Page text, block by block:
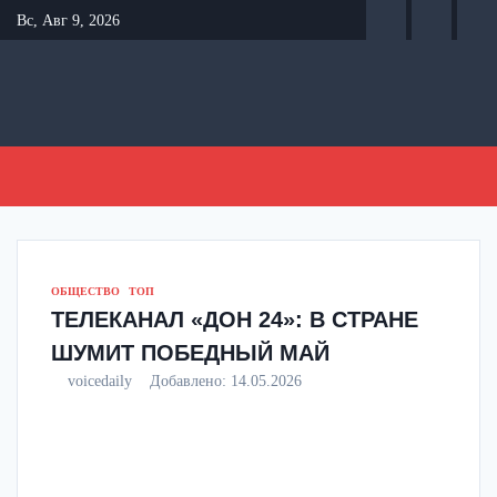
Перейти
к
Вс, Авг 9, 2026
ОБЩЕСТВО ТОП
ТЕЛЕКАНАЛ «ДОН 24»: В СТРАНЕ
ШУМИТ ПОБЕДНЫЙ МАЙ
voicedaily Добавлено: 14.05.2026